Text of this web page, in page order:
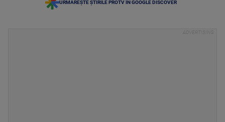
URMĂREȘTE ȘTIRILE PROTV ÎN GOOGLE DISCOVER